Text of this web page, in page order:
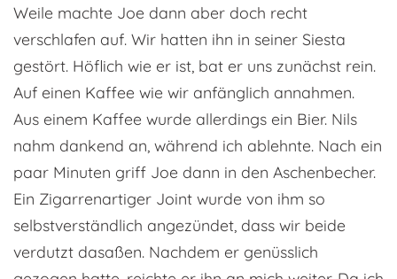
Weile machte Joe dann aber doch recht
verschlafen auf. Wir hatten ihn in seiner Siesta
gestört. Höflich wie er ist, bat er uns zunächst rein.
Auf einen Kaffee wie wir anfänglich annahmen.
Aus einem Kaffee wurde allerdings ein Bier. Nils
nahm dankend an, während ich ablehnte. Nach ein
paar Minuten griff Joe dann in den Aschenbecher.
Ein Zigarrenartiger Joint wurde von ihm so
selbstverständlich angezündet, dass wir beide
verdutzt dasaßen. Nachdem er genüsslich